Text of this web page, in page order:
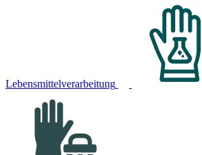
Lebensmittelverarbeitung